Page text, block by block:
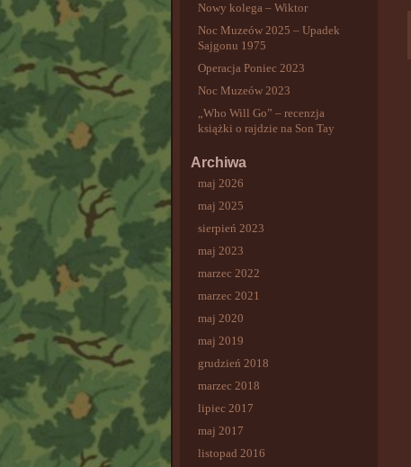
Nowy kolega – Wiktor
Noc Muzeów 2025 – Upadek
Sajgonu 1975
Operacja Poniec 2023
Noc Muzeów 2023
„Who Will Go” – recenzja
książki o rajdzie na Son Tay
Archiwa
maj 2026
maj 2025
sierpień 2023
maj 2023
marzec 2022
marzec 2021
maj 2020
maj 2019
grudzień 2018
marzec 2018
lipiec 2017
maj 2017
listopad 2016